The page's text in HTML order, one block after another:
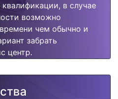
в случае
возможно
чем обычно и
забрать
центр.